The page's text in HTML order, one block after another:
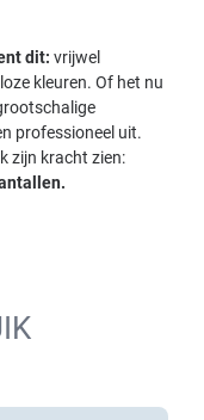
dit: vrijwel
kleuren. Of het nu
professioneel uit.
zijn kracht zien: